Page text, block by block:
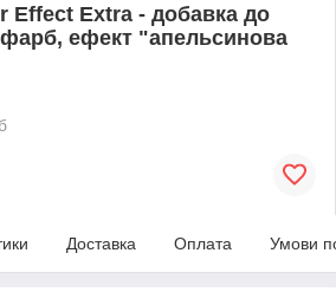
Effect Extra - добавка до
фарб, ефект "апельсинова
Доставка Оплата Умови